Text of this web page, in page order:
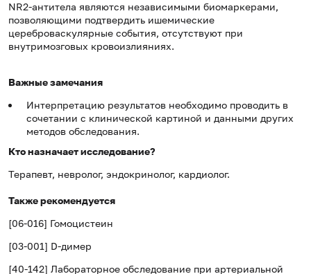
NR2-антитела являются независимыми биомаркерами,
позволяющими подтвердить ишемическиe
цереброваскулярные события, отсутствуют при
внутримозговых кровоизлияниях.
Важные замечания
Интерпретацию результатов необходимо проводить в
сочетании с клинической картиной и данными других
методов обследования.
Кто назначает исследование?
Терапевт, невролог, эндокринолог, кардиолог.
Также рекомендуется
[06-016] Гомоцистеин
[03-001] D-димер
[40-142] Лабораторное обследование при артериальной